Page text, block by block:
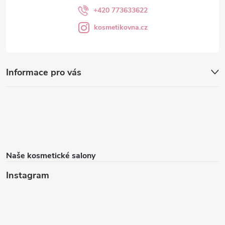
Informace pro vás
Naše kosmetické salony
Instagram
+420 773633622
kosmetikovna.cz